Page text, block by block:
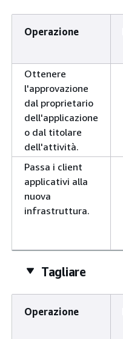
Operazione
Ottenere
l'approvazione
dal proprietario
dell'applicazione
o dal titolare
dell'attività.
Passa i client
applicativi alla
nuova
infrastruttura.
Tagliare
Operazione